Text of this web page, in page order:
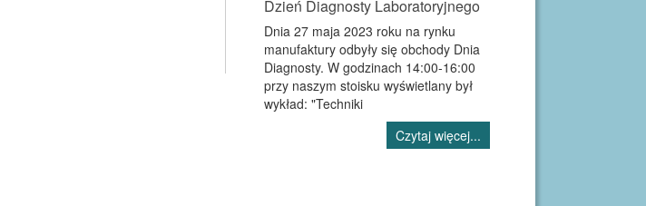
Dzień Diagnosty Laboratoryjnego
Dnia 27 maja 2023 roku na rynku
manufaktury odbyły się obchody Dnia
Diagnosty. W godzinach 14:00-16:00
przy naszym stoisku wyświetlany był
wykład: "Techniki
Czytaj więcej...